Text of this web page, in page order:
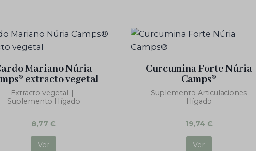
Mariano Núria
extracto vegetal
Extracto vegetal |
Suplemento Hígado
8,77 €
Ver
Curcumina Forte Núria
Camps®
Suplemento Articulaciones
Hígado
19,74 €
Ver